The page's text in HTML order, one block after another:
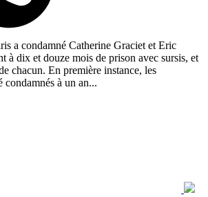
a condamné Catherine Graciet et Eric
à dix et douze mois de prison avec sursis, et
chacun. En première instance, les
condamnés à un an...